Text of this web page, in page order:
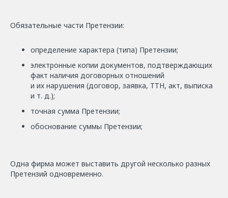
Обязательные части Претензии:
определение характера (типа) Претензии;
электронные копии документов, подтверждающих
факт наличия договорных отношений
и их нарушения (договор, заявка, ТТН, акт, выписка
и т. д.);
точная сумма Претензии;
обоснование суммы Претензии;
Одна фирма может выставить другой несколько разных
Претензий одновременно.